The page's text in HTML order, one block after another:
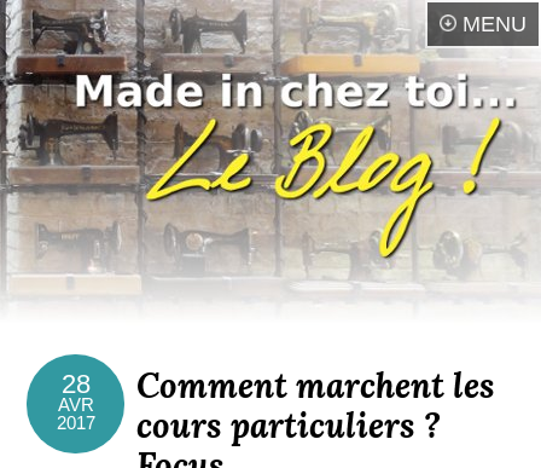
MENU
28
AVR
2017
Comment marchent les
cours particuliers ?